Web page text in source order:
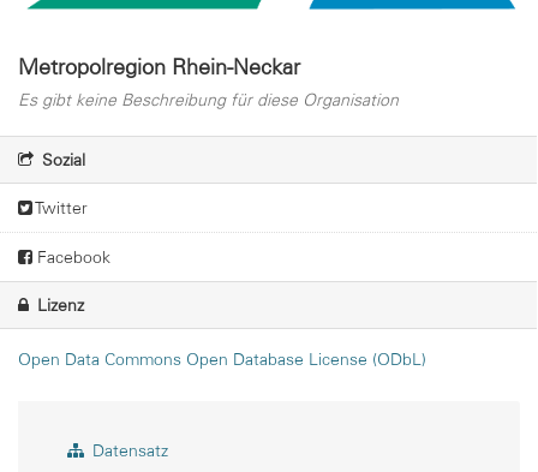
Metropolregion Rhein-Neckar
Es gibt keine Beschreibung für diese Organisation
Sozial
Twitter
Facebook
Lizenz
Open Data Commons Open Database License (ODbL)
Datensatz